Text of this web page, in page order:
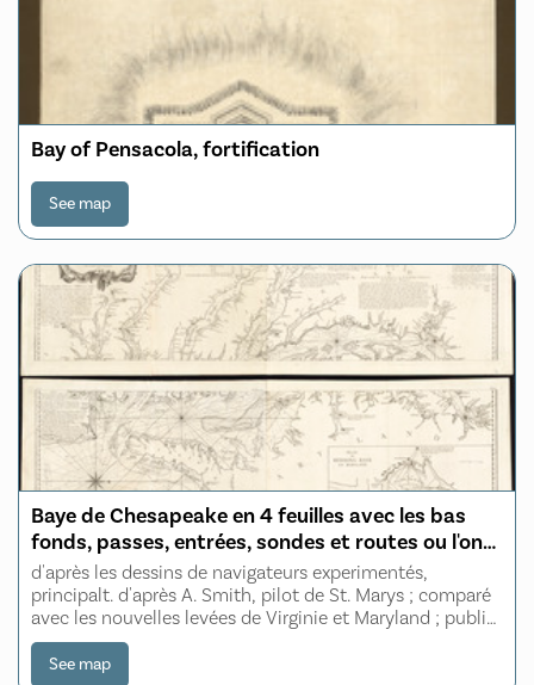
Bay of Pensacola, fortification
See map
Baye de Chesapeake en 4 feuilles avec les bas
fonds, passes, entrées, sondes et routes ou l'on
donne les parties navigables des rivieres
Patowmack, Patapsco, et Nord-Est
d'après les dessins de navigateurs experimentés,
principalt. d'après A. Smith, pilot de St. Marys ; comparé
avec les nouvelles levées de Virginie et Maryland ; publié
à Londres en Juillet 1776 ; traduit de l'Anglais
See map